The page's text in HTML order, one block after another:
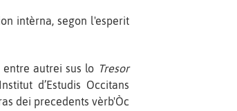
intèrna, segon l'esperit
entre autrei sus lo Tresor
d’Estudis Occitans
dei precedents vèrb'Òc